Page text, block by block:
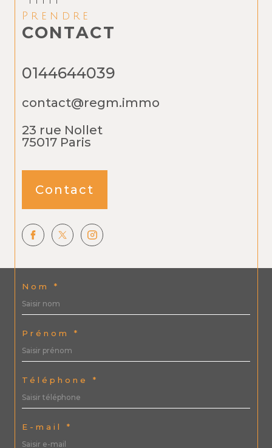
Nom *
Prénom *
Téléphone *
E-mail *
Prendre
CONTACT
0144644039
contact@regm.immo
23 rue Nollet
75017
Paris
Contact